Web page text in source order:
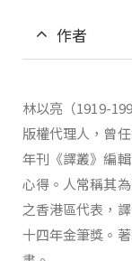
作者
林以亮（1919-
版權代理人，曾
年刊《譯叢》編
心得。人常稱其
之香港區代表，
十四年金筆獎。